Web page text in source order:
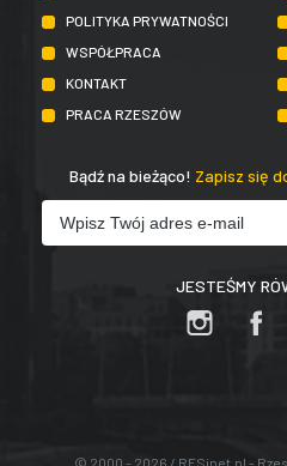
POLITYKA PRYWATNOŚCI
WSPÓŁPRACA
KONTAKT
PRACA RZESZÓW
Bądź na bieżąco! Zapisz się
JESTEŚMY